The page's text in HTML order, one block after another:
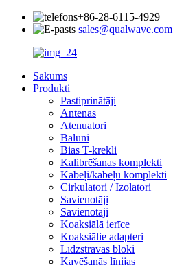
+86-28-6115-4929
sales@qualwave.com
Sākums
Produkti
Pastiprinātāji
Antenas
Atenuatori
Baluni
Bias T-krekli
Kalibrēšanas komplekti
Kabeļi/kabeļu komplekti
Cirkulatori / Izolatori
Savienotāji
Savienotāji
Koaksiālā ierīce
Koaksiālie adapteri
Līdzstrāvas bloki
Kavēšanās līnijas